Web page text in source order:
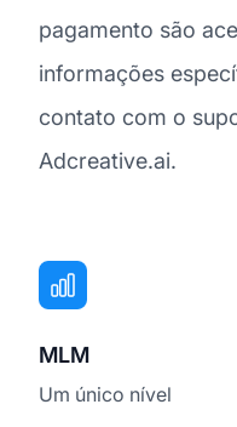
pagamento são
informações
contato com o
Adcreative.ai.
MLM
Um único nível